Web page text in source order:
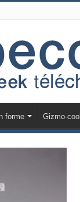
forme Gizmo-cool